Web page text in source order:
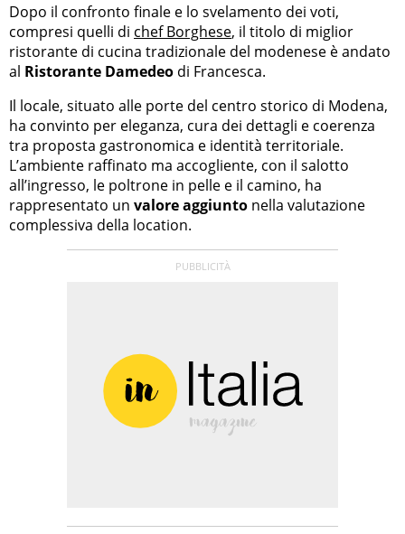
Dopo il confronto finale e lo svelamento dei voti,
compresi quelli di chef Borghese, il titolo di miglior
ristorante di cucina tradizionale del modenese è andato
al Ristorante Damedeo di Francesca.
Il locale, situato alle porte del centro storico di Modena,
ha convinto per eleganza, cura dei dettagli e coerenza
tra proposta gastronomica e identità territoriale.
L’ambiente raffinato ma accogliente, con il salotto
all’ingresso, le poltrone in pelle e il camino, ha
rappresentato un valore aggiunto nella valutazione
complessiva della location.